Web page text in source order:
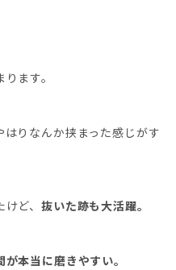
ます。
りなんか挟まった感じがす
けど、抜いた跡も大活躍。
本当に磨きやすい。